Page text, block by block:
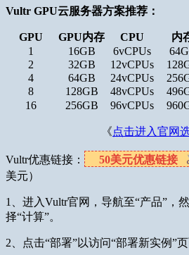
Vultr GPU云服务器方案推荐：
GPU GPU内存 CPU 内
1
16GB 6vCPUs
2
32GB 12vCPUs
4
64GB 24vCPUs
8
128GB 48vCPUs
16
256GB 96vCPUs
《点击进入官网
Vultr优惠链接： 50美元优惠链接
美元）
1、进入Vultr官网，导航至“产品”，
择“计算”。
2、点击“部署”以访问“部署新实例”页